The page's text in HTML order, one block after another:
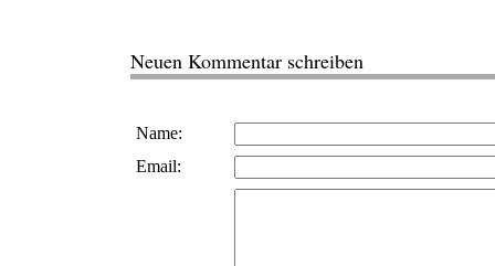
Neuen Kommentar schreiben
Name:
Email: